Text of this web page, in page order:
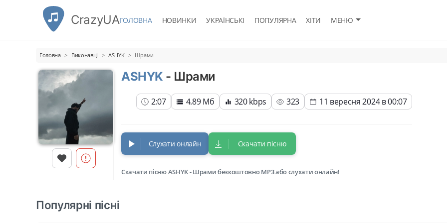
CrazyUAГОЛОВНА НОВИНКИ УКРАЇНСЬКІ ПОПУЛЯРНА ХІТИ МЕНЮ
Головна Виконавці ASHYK Шрами
ASHYK - Шрами
2:07 4.89 Мб 320 kbps 323 11 вересня 2024 в 00:07
Слухати онлайн Скачати пісню
Скачати пісню ASHYK - Шрами безкоштовно MP3 або слухати онлайн!
Популярні пісні